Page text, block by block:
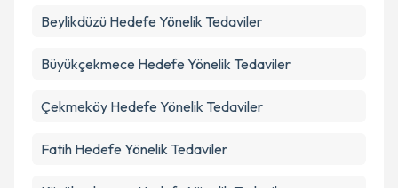
Beylikdüzü Hedefe Yönelik Tedaviler
Büyükçekmece Hedefe Yönelik Tedaviler
Çekmeköy Hedefe Yönelik Tedaviler
Fatih Hedefe Yönelik Tedaviler